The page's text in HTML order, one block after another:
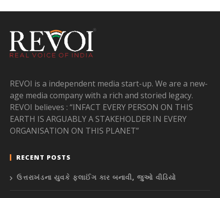
REVOI is a independent media start-up. We are a new-
age media company with a rich and storied legacy.
REVOI believes : “INFACT EVERY PERSON ON THIS
EARTH IS ARGUABLY A STAKEHOLDER IN EVERY
ORGANISATION ON THIS PLANET”
RECENT POSTS
ઉત્તરાખંડના યુવકે ફ્લાઈંગ કાર બનાવી, જુઓ વીડિયો